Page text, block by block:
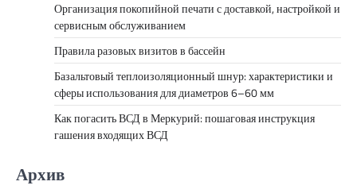
Организация покопийной печати с доставкой, настройкой и
сервисным обслуживанием
Правила разовых визитов в бассейн
Базальтовый теплоизоляционный шнур: характеристики и
сферы использования для диаметров 6–60 мм
Как погасить ВСД в Меркурий: пошаговая инструкция
гашения входящих ВСД
Архив